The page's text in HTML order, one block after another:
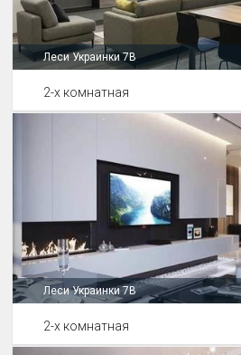
Леси Украинки 7В
2-х комнатная
Леси Украинки 7В
2-х комнатная